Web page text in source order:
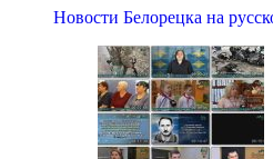
Новости Белорецка на